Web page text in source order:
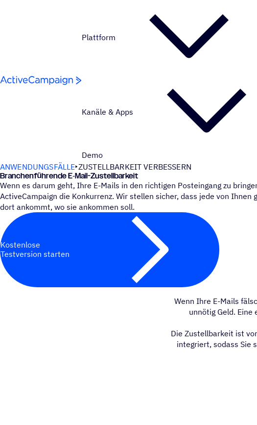
Plattform
Kanäle & Apps
Demo
ANWENDUNGSFÄLLE ZUSTELLBARKEIT VERBESSERN
Bran­chen­füh­rende E‑Mail-Zustell­bar­keit
Wenn es darum geht, Ihre E-Mails in den richtigen Posteingang zu
ActiveCampaign die Konkurrenz. Wir stellen sicher, dass jede von Ihnen
dort ankommt, wo sie ankommen soll.
Kostenlose
Testversion starten
Wenn Ihre E-Mails
unnötig Geld. Eine
Die Zustellbarkeit ist
integriert, sodass Sie